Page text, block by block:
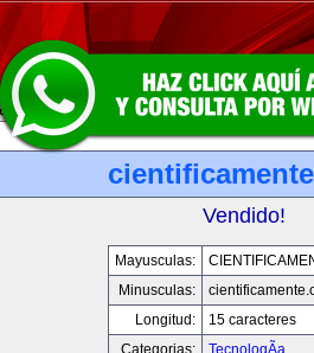
Vendido!
Mayusculas:
Minusculas:
Longitud:
15 caracteres
Categorias:
TecnologÃ­a